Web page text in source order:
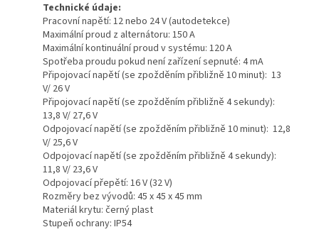
Technické údaje:
Pracovní napětí: 12 nebo 24 V (autodetekce)
Maximální proud z alternátoru: 150 A
Maximální kontinuální proud v systému: 120 A
Spotřeba proudu pokud není zařízení sepnuté: 4 mA
Připojovací napětí (se zpožděním přibližně 10 minut): 13
V/ 26 V
Připojovací napětí (se zpožděním přibližně 4 sekundy):
13,8 V/ 27,6 V
Odpojovací napětí (se zpožděním přibližně 10 minut): 12,8
V/ 25,6 V
Odpojovací napětí (se zpožděním přibližně 4 sekundy):
11,8 V/ 23,6 V
Odpojovací přepětí: 16 V (32 V)
Rozměry bez vývodů: 45 x 45 x 45 mm
Materiál krytu: černý plast
Stupeň ochrany: IP54